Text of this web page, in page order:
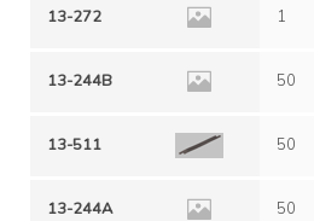
13-272 1
13-244B 50
13-511 50
13-244A 50